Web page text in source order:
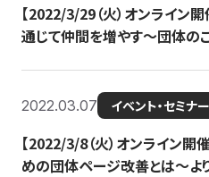
【2022/3/29（火）オンライン
通じて仲間を増やす～団体の
2022.03.07 イベント・セミナー
【2022/3/8（火）オンライン開
めの団体ページ改善とは～よ